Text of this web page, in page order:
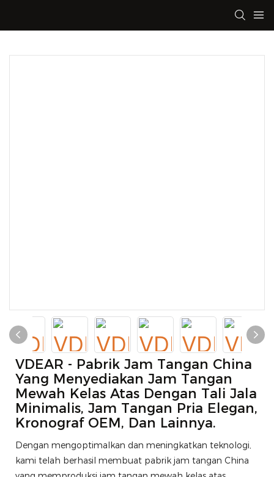
VDEAR - Pabrik Jam Tangan China
Yang Menyediakan Jam Tangan
Mewah Kelas Atas Dengan Tali Jala
Minimalis, Jam Tangan Pria Elegan,
Kronograf OEM, Dan Lainnya.
Dengan mengoptimalkan dan meningkatkan teknologi,
kami telah berhasil membuat pabrik jam tangan China